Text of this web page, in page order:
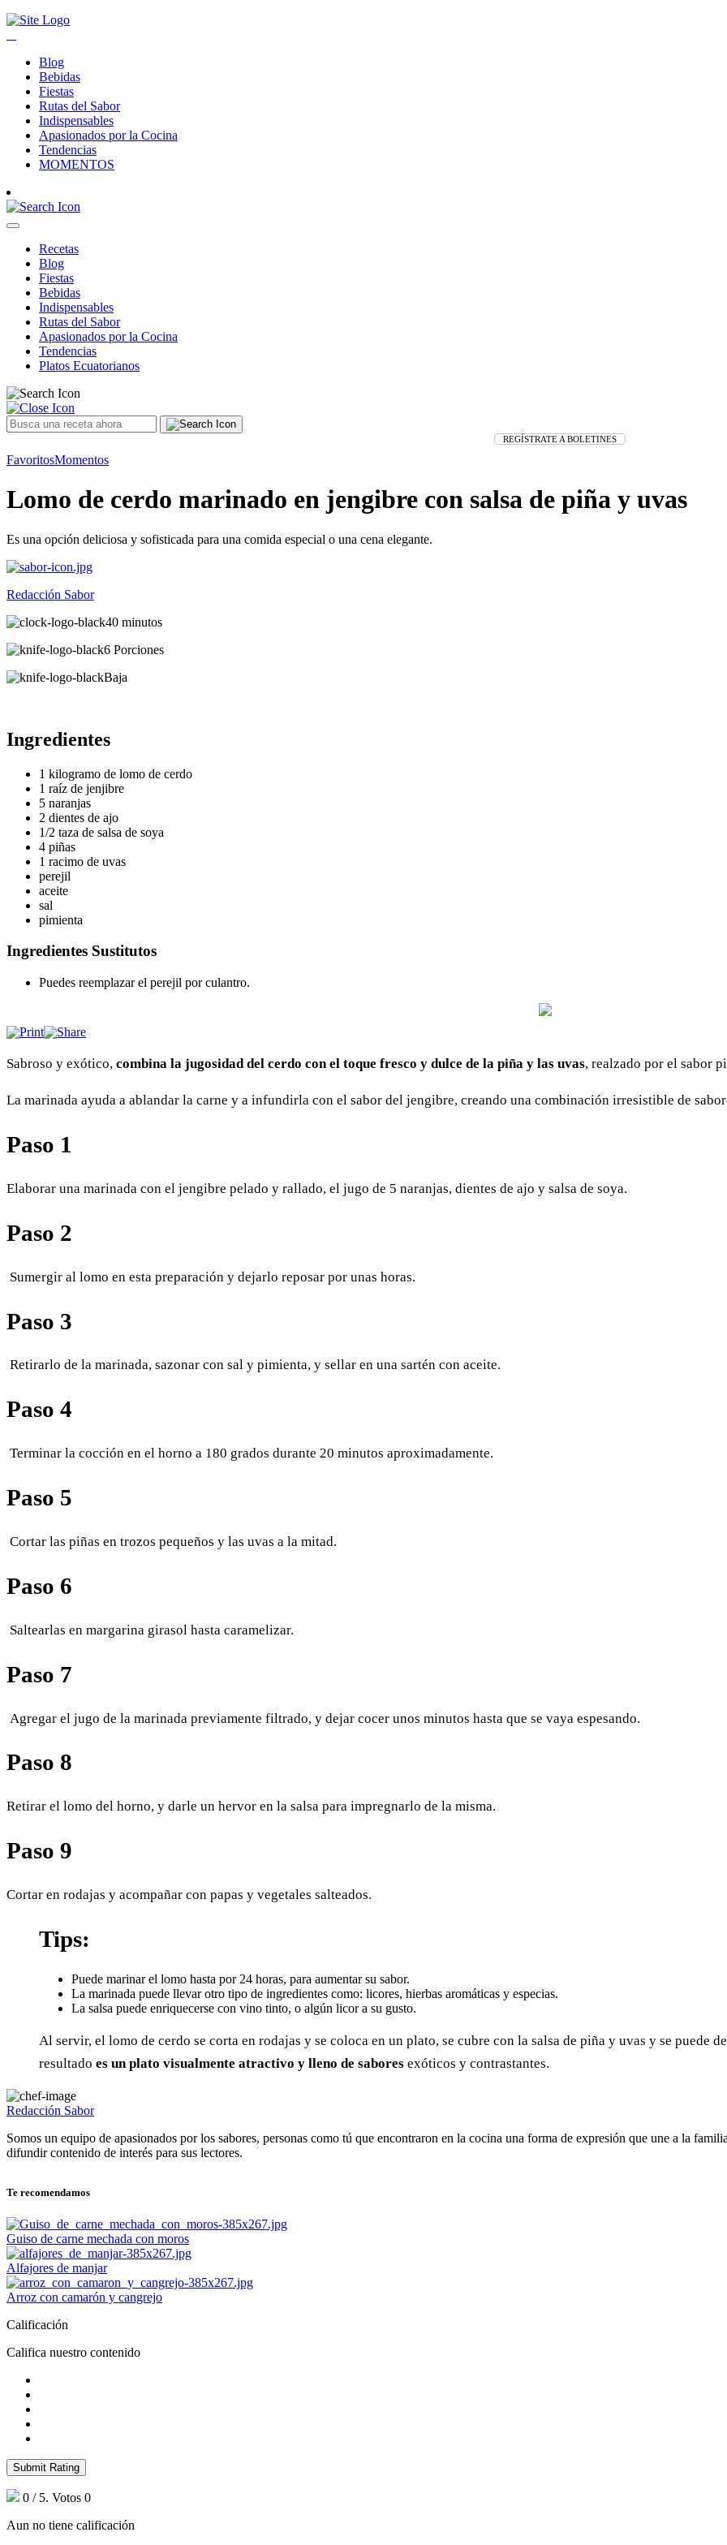
Blog
Bebidas
Fiestas
Rutas del Sabor
Indispensables
Apasionados por la Cocina
Tendencias
MOMENTOS
Recetas
Blog
Fiestas
Bebidas
Indispensables
Rutas del Sabor
Apasionados por la Cocina
Tendencias
Platos Ecuatorianos
REGÍSTRATE A BOLETINES
FavoritosMomentos
Lomo de cerdo marinado en jengibre con salsa de piña y uvas
Es una opción deliciosa y sofisticada para una comida especial o una cena elegante.
Redacción Sabor
40 minutos
6 Porciones
Baja
Ingredientes
1 kilogramo de lomo de cerdo
1 raíz de jenjibre
5 naranjas
2 dientes de ajo
1/2 taza de salsa de soya
4 piñas
1 racimo de uvas
perejil
aceite
sal
pimienta
Ingredientes Sustitutos
Puedes reemplazar el perejil por culantro.
Sabroso y exótico, combina la jugosidad del cerdo con el toque fresco y dulce de la piña y las uvas, realzado por el sabor
La marinada ayuda a ablandar la carne y a infundirla con el sabor del jengibre, creando una combinación irresistible de
Paso 1
Elaborar una marinada con el jengibre pelado y rallado, el jugo de 5 naranjas, dientes de ajo y salsa de soya.
Paso 2
Sumergir al lomo en esta preparación y dejarlo reposar por unas horas.
Paso 3
Retirarlo de la marinada, sazonar con sal y pimienta, y sellar en una sartén con aceite.
Paso 4
Terminar la cocción en el horno a 180 grados durante 20 minutos aproximadamente.
Paso 5
Cortar las piñas en trozos pequeños y las uvas a la mitad.
Paso 6
Saltearlas en margarina girasol hasta caramelizar.
Paso 7
Agregar el jugo de la marinada previamente filtrado, y dejar cocer unos minutos hasta que se vaya espesando.
Paso 8
Retirar el lomo del horno, y darle un hervor en la salsa para impregnarlo de la misma.
Paso 9
Cortar en rodajas y acompañar con papas y vegetales salteados.
Tips:
Puede marinar el lomo hasta por 24 horas, para aumentar su sabor.
La marinada puede llevar otro tipo de ingredientes como: licores, hierbas aromáticas y especias.
La salsa puede enriquecerse con vino tinto, o algún licor a su gusto.
Al servir, el lomo de cerdo se corta en rodajas y se coloca en un plato, se cubre con la salsa de piña y uvas y se puede
resultado es un plato visualmente atractivo y lleno de sabores exóticos y contrastantes.
Redacción Sabor
Somos un equipo de apasionados por los sabores, personas como tú que encontraron en la cocina una forma de expresión que une a la
difundir contenido de interés para sus lectores.
Te recomendamos
Guiso de carne mechada con moros
Alfajores de manjar
Arroz con camarón y cangrejo
Calificación
Califica nuestro contenido
Submit Rating
0 / 5. Votos 0
Aun no tiene calificación